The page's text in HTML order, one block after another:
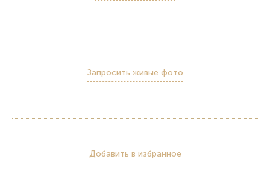
Запросить живые фото
Добавить в избранное